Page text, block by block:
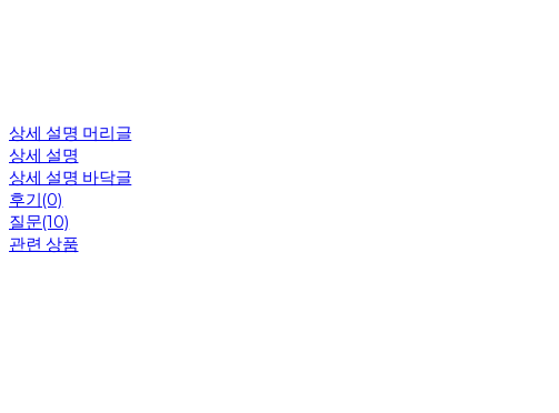
상세 설명 머리글
상세 설명
상세 설명 바닥글
후기(0)
질문(10)
관련 상품